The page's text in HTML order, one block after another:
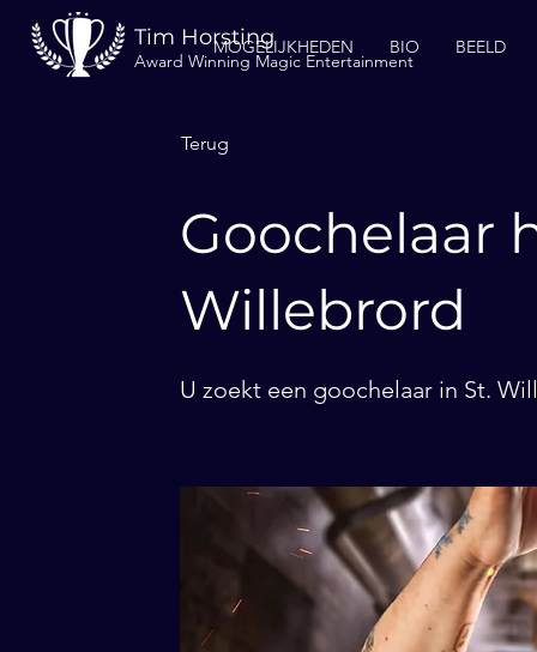
Tim Horsting
Award Winning Magic Entertainment
MOGELIJKHEDEN BIO BEELD
Terug
Goochelaar
Willebrord
U zoekt een goochelaar in St.